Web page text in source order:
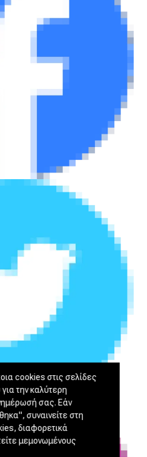
cookies στις σελίδες
την καλύτερη
σας. Εάν
συναινείτε στη
διαφορετικά
μεμονωμένους